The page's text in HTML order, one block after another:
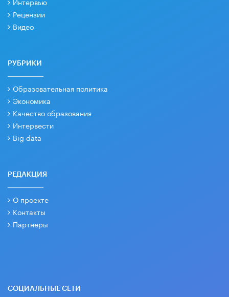
Рецензии
Видео
РУБРИКИ
Образовательная политика
Экономика
Качество образования
Интервести
Big data
РЕДАКЦИЯ
О проекте
Контакты
Партнеры
СОЦИАЛЬНЫЕ СЕТИ